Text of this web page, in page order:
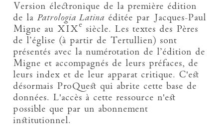
Version électronique de la première édition
de la Patrologia Latina éditée par Jacques-Paul
Migne au XIXe siècle. Les textes des Pères
de l’église (à partir de Tertullien) sont
présentés avec la numérotation de l’édition de
Migne et accompagnés de leurs préfaces, de
leurs index et de leur apparat critique. C'est
désormais ProQuest qui abrite cette base de
données. L'accès à cette ressource n'est
possible que par un abonnement
institutionnel.